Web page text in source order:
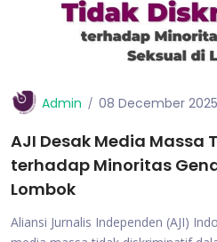
Admin 08 December 2025
AJI Desak Media Massa
terhadap Minoritas
Lombok
Aliansi Jurnalis Independen (AJI)